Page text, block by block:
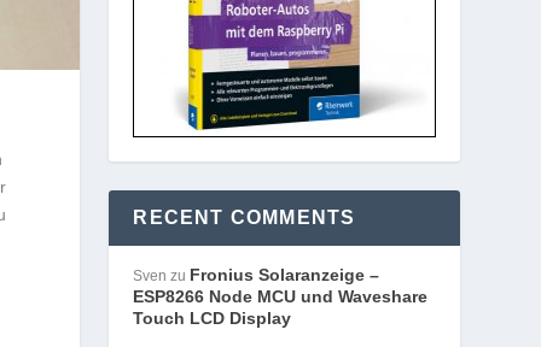
RECENT COMMENTS
Sven zu Fronius Solaranzeige –
ESP8266 Node MCU und Waveshare
Touch LCD Display